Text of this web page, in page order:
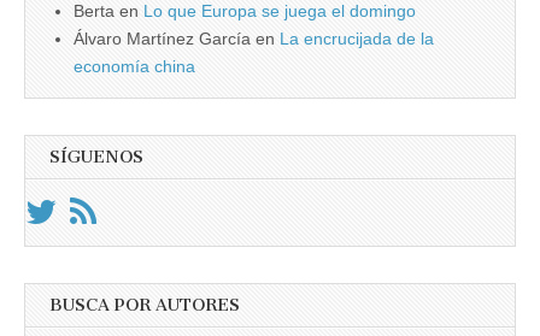
Berta en Lo que Europa se juega el domingo
Álvaro Martínez García en La encrucijada de la
economía china
SÍGUENOS
BUSCA POR AUTORES